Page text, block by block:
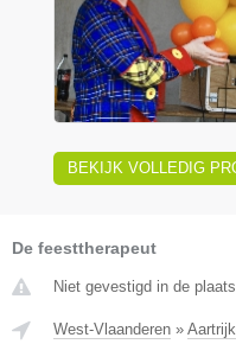
BEKIJK VOLLEDIG
De feesttherapeut
Niet gevestigd in de
West-Vlaanderen »